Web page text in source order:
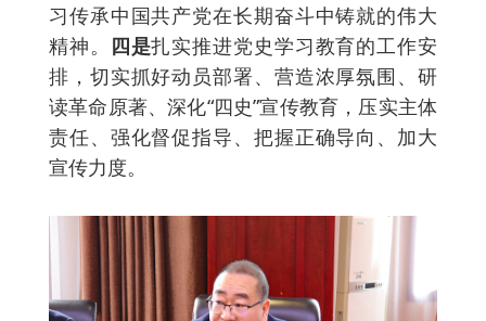
习传承中国共产党在长期奋斗中铸就的伟大
精神。 四是扎实推进党史学习教育的工作安
排，切实抓好动员部署、营造浓厚氛围、研
读革命原著、深化“四史”宣传教育，压实主体
责任、强化督促指导、把握正确导向、加大
宣传力度。